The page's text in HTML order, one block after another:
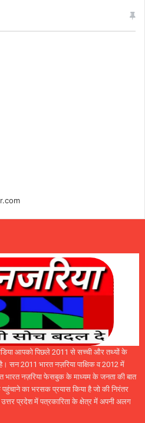
आपको पिछले 2011 से सच्ची और तथ्यों के
सन 2011 भारत नज़रिया पाक्षिक व 2012 में
भारत नज़रिया फेसबुक के माध्यम के जनता की बात
का भरसक प्रयास किया है जो की निरंतर
प्रदेश में पत्रकारिता के क्षेत्र में अपनी अलग